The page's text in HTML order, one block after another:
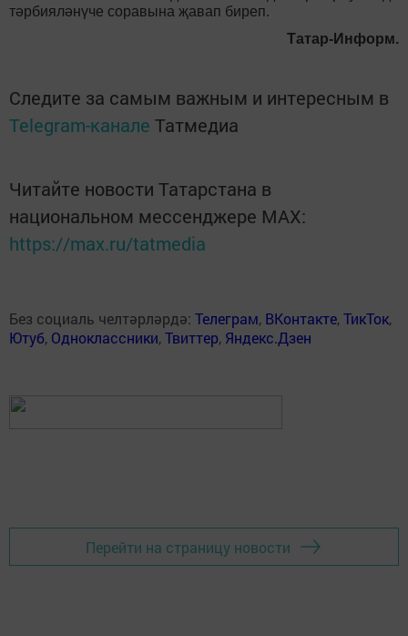
тәрбияләнүче соравына җавап биреп.
Татар-Информ.
Следите за самым важным и интересным в
Telegram-канале Татмедиа
Читайте новости Татарстана в
национальном мессенджере MАХ:
https://max.ru/tatmedia
Без социаль челтәрләрдә: Телеграм, ВКонтакте,ТикТок,
Ютуб, Одноклассники,Твиттер, Яндекс.Дзен
Перейти на страницу новости